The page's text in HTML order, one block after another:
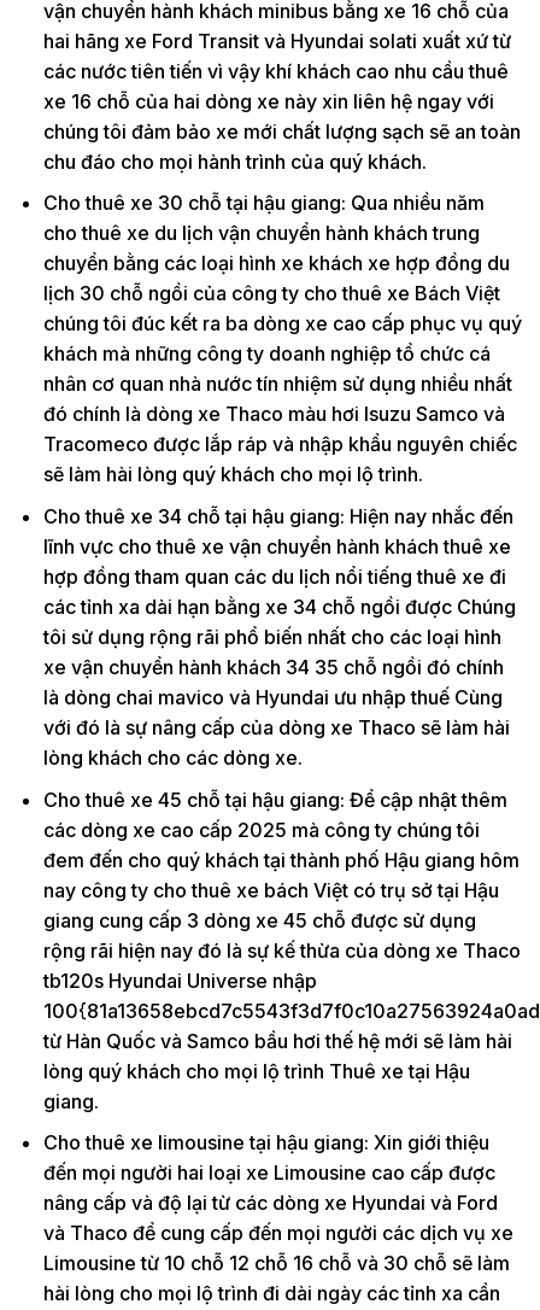
vận chuyển hành khách minibus bằng xe 16 chỗ của
hai hãng xe Ford Transit và Hyundai solati xuất xứ từ
các nước tiên tiến vì vậy khí khách cao nhu cầu thuê
xe 16 chỗ của hai dòng xe này xin liên hệ ngay với
chúng tôi đảm bảo xe mới chất lượng sạch sẽ an toàn
chu đáo cho mọi hành trình của quý khách.
Cho thuê xe 30 chỗ tại hậu giang: Qua nhiều năm
cho thuê xe du lịch vận chuyển hành khách trung
chuyển bằng các loại hình xe khách xe hợp đồng du
lịch 30 chỗ ngồi của công ty cho thuê xe Bách Việt
chúng tôi đúc kết ra ba dòng xe cao cấp phục vụ quý
khách mà những công ty doanh nghiệp tổ chức cá
nhân cơ quan nhà nước tín nhiệm sử dụng nhiều nhất
đó chính là dòng xe Thaco màu hơi Isuzu Samco và
Tracomeco được lắp ráp và nhập khẩu nguyên chiếc
sẽ làm hài lòng quý khách cho mọi lộ trình.
Cho thuê xe 34 chỗ tại hậu giang: Hiện nay nhắc đến
lĩnh vực cho thuê xe vận chuyển hành khách thuê xe
hợp đồng tham quan các du lịch nổi tiếng thuê xe đi
các tỉnh xa dài hạn bằng xe 34 chỗ ngồi được Chúng
tôi sử dụng rộng rãi phổ biến nhất cho các loại hình
xe vận chuyển hành khách 34 35 chỗ ngồi đó chính
là dòng chai mavico và Hyundai ưu nhập thuế Cùng
với đó là sự nâng cấp của dòng xe Thaco sẽ làm hài
lòng khách cho các dòng xe.
Cho thuê xe 45 chỗ tại hậu giang: Để cập nhật thêm
các dòng xe cao cấp 2025 mà công ty chúng tôi
đem đến cho quý khách tại thành phố Hậu giang hôm
nay công ty cho thuê xe bách Việt có trụ sở tại Hậu
giang cung cấp 3 dòng xe 45 chỗ được sử dụng
rộng rãi hiện nay đó là sự kế thừa của dòng xe Thaco
tb120s Hyundai Universe nhập
từ Hàn Quốc và Samco bầu hơi thế hệ mới sẽ làm hài
lòng quý khách cho mọi lộ trình Thuê xe tại Hậu
giang.
Cho thuê xe limousine tại hậu giang: Xin giới thiệu
đến mọi người hai loại xe Limousine cao cấp được
nâng cấp và độ lại từ các dòng xe Hyundai và Ford
và Thaco để cung cấp đến mọi người các dịch vụ xe
Limousine từ 10 chỗ 12 chỗ 16 chỗ và 30 chỗ sẽ làm
hài lòng cho mọi lộ trình đi dài ngày các tỉnh xa cần